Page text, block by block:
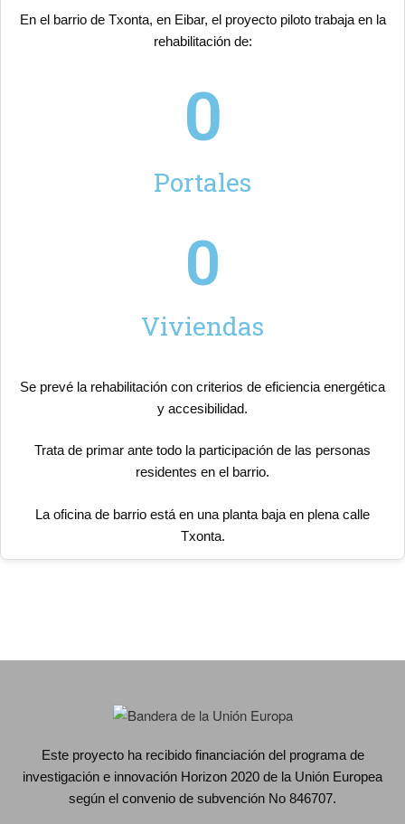
En el barrio de Txonta, en Eibar, el proyecto piloto trabaja en la
rehabilitación de:
Portales
0
Viviendas
0
Se prevé la rehabilitación con criterios de eficiencia energética
y accesibilidad.
Trata de primar ante todo la participación de las personas
residentes en el barrio.
La oficina de barrio está en una planta baja en plena calle
Txonta.
Este proyecto ha recibido financiación del programa de
investigación e innovación Horizon 2020 de la Unión Europea
según el convenio de subvención No 846707.